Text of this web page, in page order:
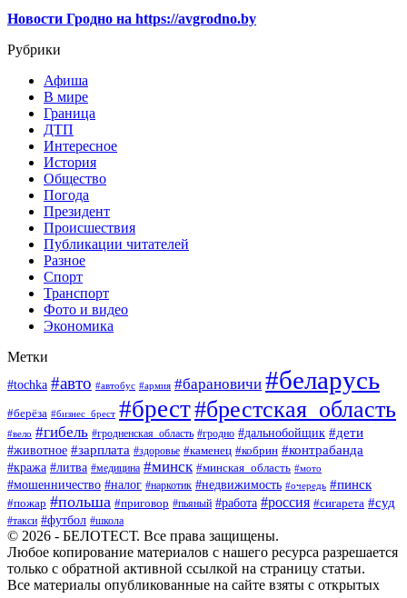
Новости Гродно на https://avgrodno.by
Рубрики
Афиша
В мире
Граница
ДТП
Интересное
История
Общество
Погода
Президент
Происшествия
Публикации читателей
Разное
Спорт
Транспорт
Фото и видео
Экономика
Метки
#tochka #авто #автобус #армия #барановичи #беларусь
#берёза #бизнес_брест #брест#брестская_область
#вело #гибель #гродненская_область #гродно #дальнобойщик #дети
#животное #зарплата #здоровье #каменец #кобрин #контрабанда
#кража #литва #медицина #минск #минская_область #мото
#мошенничество #налог #наркотик #недвижимость #очередь #пинск
#пожар #польша #приговор #пьяный #работа #россия #сигарета #суд
#такси #футбол #школа
© 2026 - БЕЛОТЕСТ. Все права защищены.
Любое копирование материалов с нашего ресурса разрешается
только с обратной активной ссылкой на страницу статьи.
Все материалы опубликованные на сайте взяты с открытых